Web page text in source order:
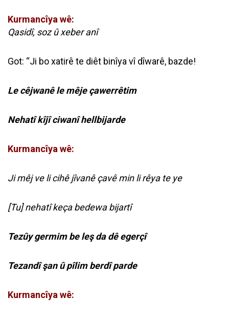
Kurmancîya wê:
Qasidî, soz û xeber anî
Got: “Ji bo xatirê te diêt binîya vî dîwarê, bazde!
Le cêjwanê le mêje çawerrêtim
Nehatî kîjî ciwanî hellbijarde
Kurmancîya wê:
Ji mêj ve li cihê jîvanê çavê min li rêya te ye
[Tu] nehatî keça bedewa bijartî
Tezûy germim be leş da dê egerçî
Tezandî şan û pîlim berdî parde
Kurmancîya wê: